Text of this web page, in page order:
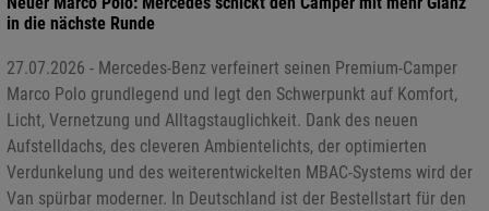
in die nächste Runde
27.07.2026 - Mercedes-Benz verfeinert seinen Premium-Camper
Marco Polo grundlegend und legt den Schwerpunkt auf Komfort,
Licht, Vernetzung und Alltagstauglichkeit. Dank des neuen
Aufstelldachs, des cleveren Ambientelichts, der optimierten
Verdunkelung und des weiterentwickelten MBAC-Systems wird der
Van spürbar moderner. In Deutschland ist der Bestellstart für den